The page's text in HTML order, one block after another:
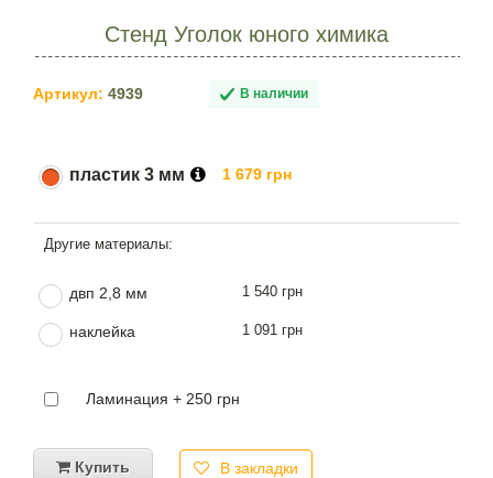
Стенд Уголок юного химика
Артикул: 4939 В наличии
пластик 3 мм 1 679 грн
двп 2,8 мм 1 540 грн
наклейка 1 091 грн
Ламинация + 250 грн
Купить В закладки